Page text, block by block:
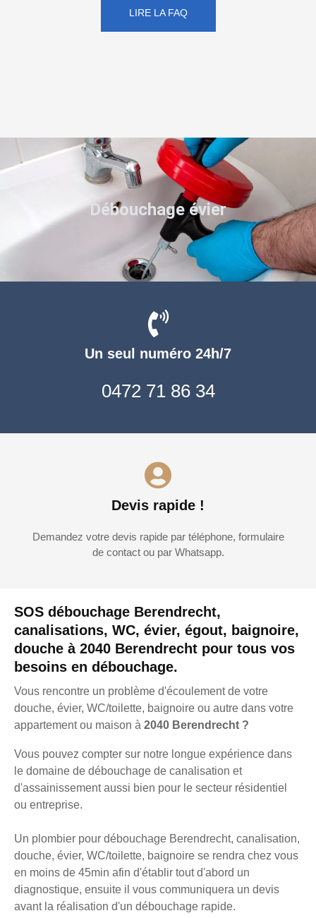
LIRE LA FAQ
SOS débouchage Berendrecht,
canalisations, WC, évier, égout, baignoire,
douche à 2040 Berendrecht pour tous vos
besoins en débouchage.
Vous rencontre un problème d'écoulement de votre
douche, évier, WC/toilette, baignoire ou autre dans votre
appartement ou maison à 2040 Berendrecht ?
Vous pouvez compter sur notre longue expérience dans
le domaine de débouchage de canalisation et
d'assainissement aussi bien pour le secteur résidentiel
ou entreprise.
Un plombier pour débouchage Berendrecht, canalisation,
douche, évier, WC/toilette, baignoire se rendra chez vous
en moins de 45min afin d'établir tout d'abord un
diagnostique, ensuite il vous communiquera un devis
avant la réalisation d'un débouchage rapide.
Un seul numéro 24h/7
0472 71 86 34
Devis rapide !
Demandez votre devis rapide par téléphone, formulaire
de contact ou par Whatsapp.
Débouchage évier